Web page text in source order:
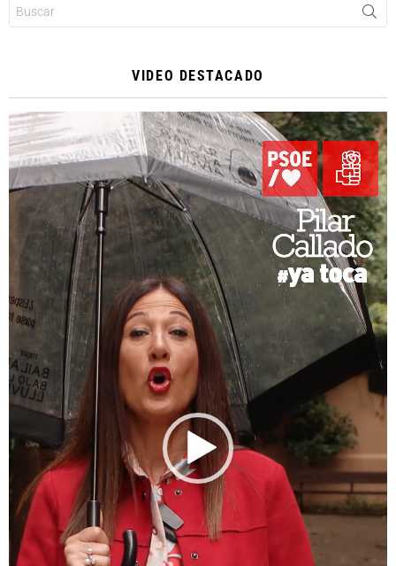
VIDEO DESTACADO
Reproductor
de
vídeo